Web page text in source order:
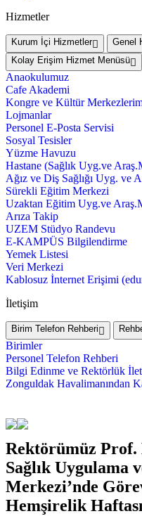
Hizmetler
Kurum İçi Hizmetler
Genel
Kolay Erişim Hizmet Menüsü
Anaokulumuz
Cafe Akademi
Kongre ve Kültür
Lojmanlar
Personel E-Posta Servisi
Sosyal Tesisler
Yüzme Havuzu
Hastane (Sağlık Uyg.ve
Ağız ve Diş Sağlığı Uyg. ve
Sürekli Eğitim Merkezi
Uzaktan Eğitim Uyg.ve
Arıza Takip
UZEM Stüdyo Randevu
E-KAMPÜS Bilgilendirme
Yemek Listesi
Veri Merkezi
Kablosuz İnternet Erişimi
İletişim
Birim Telefon Rehberi
Birimler
Personel Telefon Rehberi
Bilgi Edinme ve Rektörlük
Zonguldak Havalimanından
Rektörümüz Prof.
Sağlık Uygulama
Merkezi’nde
Hemşirelik